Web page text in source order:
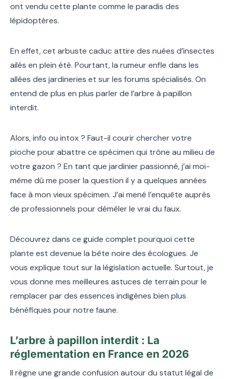
ont vendu cette plante comme le paradis des
lépidoptères.
En effet, cet arbuste caduc attire des nuées d’insectes
ailés en plein été. Pourtant, la rumeur enfle dans les
allées des jardineries et sur les forums spécialisés. On
entend de plus en plus parler de l’arbre à papillon
interdit.
Alors, info ou intox ? Faut-il courir chercher votre
pioche pour abattre ce spécimen qui trône au milieu de
votre gazon ? En tant que jardinier passionné, j’ai moi-
même dû me poser la question il y a quelques années
face à mon vieux spécimen. J’ai mené l’enquête auprès
de professionnels pour démêler le vrai du faux.
Découvrez dans ce guide complet pourquoi cette
plante est devenue la bête noire des écologues. Je
vous explique tout sur la législation actuelle. Surtout, je
vous donne mes meilleures astuces de terrain pour le
remplacer par des essences indigènes bien plus
bénéfiques pour notre faune.
L’arbre à papillon interdit : La
réglementation en France en 2026
Il règne une grande confusion autour du statut légal de